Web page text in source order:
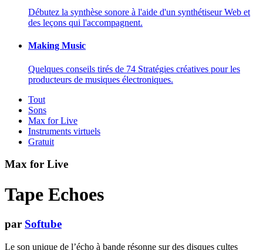
Débutez la synthèse sonore à l'aide d'un synthétiseur Web et
des leçons qui l'accompagnent.
Making Music
Quelques conseils tirés de 74 Stratégies créatives pour les
producteurs de musiques électroniques.
Tout
Sons
Max for Live
Instruments virtuels
Gratuit
Max for Live
Tape Echoes
par Softube
Le son unique de l’écho à bande résonne sur des disques cultes